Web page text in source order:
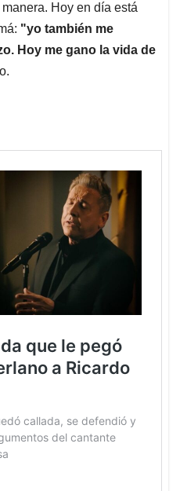
Hoy en día está
"yo también me
Hoy me gano la vida de